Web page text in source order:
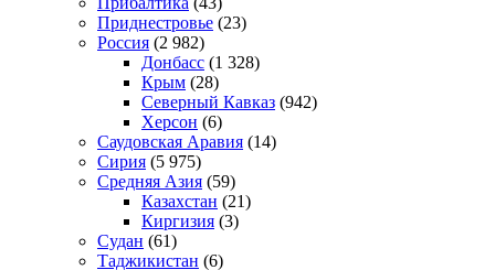
Приднестровье (23)
Россия (2 982)
Донбасс (1 328)
Крым (28)
Северный Кавказ (942)
Херсон (6)
Саудовская Аравия (14)
Сирия (5 975)
Средняя Азия (59)
Казахстан (21)
Киргизия (3)
Судан (61)
Таджикистан (6)